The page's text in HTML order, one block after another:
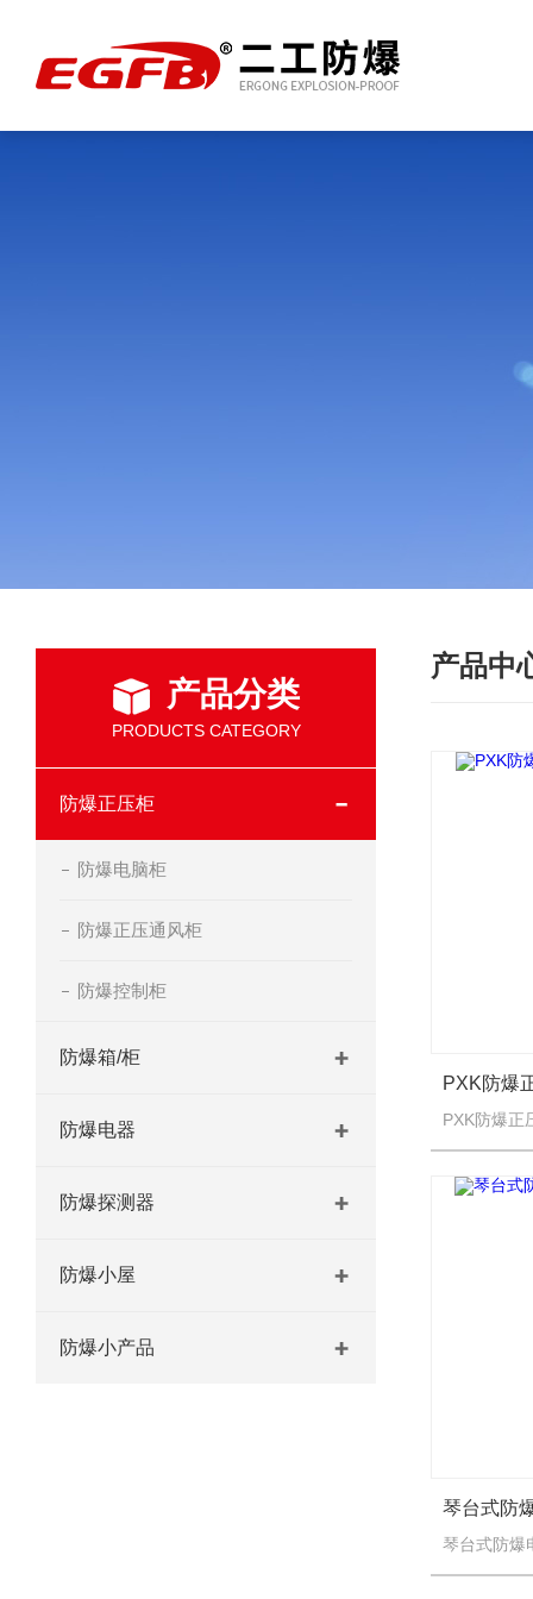
产品分类
PRODUCTS CATEGORY
防爆正压柜
防爆电脑柜
防爆正压通风柜
防爆控制柜
防爆箱/柜
防爆电器
防爆探测器
防爆小屋
防爆小产品
产品中
PXK防爆
琴台式防